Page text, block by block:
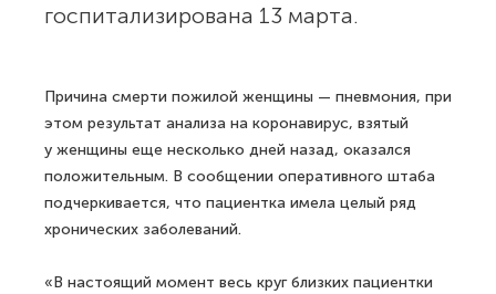
госпитализирована 13 марта.
Причина смерти пожилой женщины — пневмония, при
этом результат анализа на коронавирус, взятый
у женщины еще несколько дней назад, оказался
положительным. В сообщении оперативного штаба
подчеркивается, что пациентка имела целый ряд
хронических заболеваний.
«В настоящий момент весь круг близких пациентки